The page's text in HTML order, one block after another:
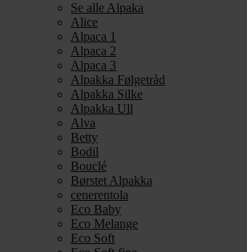
Se alle Alpaka
Alice
Alpaca 1
Alpaca 2
Alpaca 3
Alpakka Følgetråd
Alpakka Silke
Alpakka Ull
Alva
Betty
Bodil
Bouclé
Børstet Alpakka
cenerentola
Eco Baby
Eco Melange
Eco Soft